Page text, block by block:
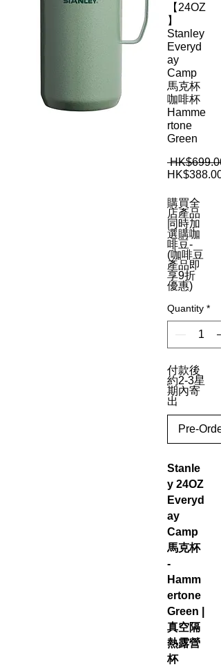
【24OZ
】
Stanley
Everyd
ay
Camp
馬克杯
咖啡杯
Hamme
rtone
Green
HK$388.00
購買全
店產品
同時加
選購咖
啡豆-
(咖啡豆
產品即
享9折
優惠)
Quantity *
付款後
約2-3星
期內寄
出
Pre-Order
Stanle
y 24OZ
Everyd
ay
Camp
馬克杯
-
Hamm
ertone
Green |
真空隔
熱露營
杯